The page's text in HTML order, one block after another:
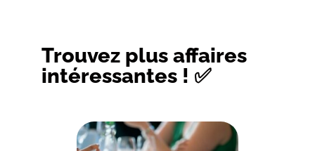
Trouvez plus affaires
intéressantes ! ✅